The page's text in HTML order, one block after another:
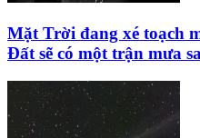
Mặt Trời đang xé toạch
Đất sẽ có một trận mưa